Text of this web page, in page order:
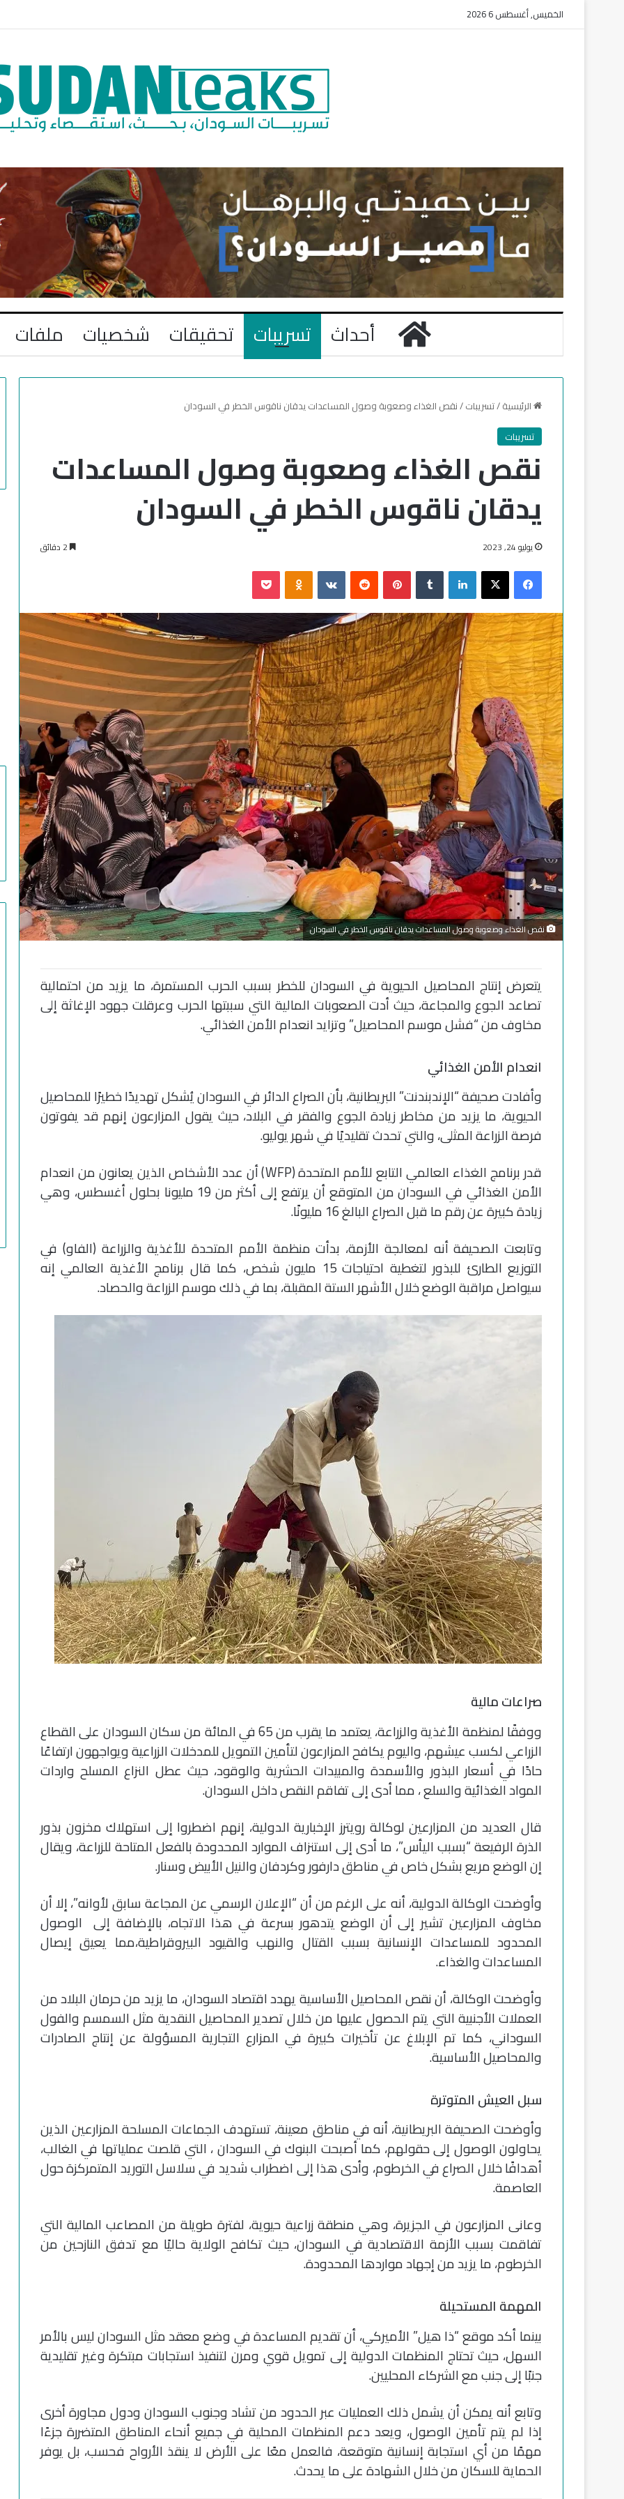
الخميس, أغسطس 6 2026
الرئيسية
أحداث تسريبات تحقيقات شخصيات ملفات
الرئيسية/تسريبات/نقص الغذاء وصعوبة وصول المساعدات يدقان ناقوس الخطر في السودان
تسريبات
نقص الغذاء وصعوبة وصول المساعدات
يدقان ناقوس الخطر في السودان
يوليو 24, 2023
فيسبوك لينكدإن بينتيريست
نقص الغذاء وصعوبة وصول المساعدات يدقان ناقوس الخطر في السودان
يتعرض إنتاج المحاصيل الحيوية في السودان للخطر بسبب الحرب المستمرة، ما يزيد من احتمالية
تصاعد الجوع والمجاعة، حيث أدت الصعوبات المالية التي سببتها الحرب وعرقلت جهود الإغاثة إلى
مخاوف من “فشل موسم المحاصيل” وتزايد انعدام الأمن الغذائي.
انعدام الأمن الغذائي
وأفادت صحيفة “الإندبندنت” البريطانية، بأن الصراع الدائر في السودان يُشكل تهديدًا خطيرًا للمحاصيل
الحيوية، ما يزيد من مخاطر زيادة الجوع والفقر في البلاد، حيث يقول المزارعون إنهم قد يفوتون
فرصة الزراعة المثلى، والتي تحدث تقليديًا في شهر يوليو.
قدر برنامج الغذاء العالمي التابع للأمم المتحدة (WFP) أن عدد الأشخاص الذين يعانون من انعدام
الأمن الغذائي في السودان من المتوقع أن يرتفع إلى أكثر من 19 مليونا بحلول أغسطس، وهي
زيادة كبيرة عن رقم ما قبل الصراع البالغ 16 مليونًا.
وتابعت الصحيفة أنه لمعالجة الأزمة، بدأت منظمة الأمم المتحدة للأغذية والزراعة (الفاو) في
التوزيع الطارئ للبذور لتغطية احتياجات 15 مليون شخص، كما قال برنامج الأغذية العالمي إنه
سيواصل مراقبة الوضع خلال الأشهر الستة المقبلة، بما في ذلك موسم الزراعة والحصاد.
صراعات مالية
ووفقًا لمنظمة الأغذية والزراعة، يعتمد ما يقرب من 65 في المائة من سكان السودان على القطاع
الزراعي لكسب عيشهم، واليوم يكافح المزارعون لتأمين التمويل للمدخلات الزراعية ويواجهون ارتفاعًا
حادًا في أسعار البذور والأسمدة والمبيدات الحشرية والوقود، حيث عطل النزاع المسلح واردات
المواد الغذائية والسلع ، مما أدى إلى تفاقم النقص داخل السودان.
قال العديد من المزارعين لوكالة رويترز الإخبارية الدولية، إنهم اضطروا إلى استهلاك مخزون بذور
الذرة الرفيعة “بسبب اليأس”، ما أدى إلى استنزاف الموارد المحدودة بالفعل المتاحة للزراعة، ويقال
إن الوضع مريع بشكل خاص في مناطق دارفور وكردفان والنيل الأبيض وسنار.
وأوضحت الوكالة الدولية، أنه على الرغم من أن “الإعلان الرسمي عن المجاعة سابق لأوانه”، إلا أن
مخاوف المزارعين تشير إلى أن الوضع يتدهور بسرعة في هذا الاتجاه، بالإضافة إلى الوصول
المحدود للمساعدات الإنسانية بسبب القتال والنهب والقيود البيروقراطية،مما يعيق إيصال
المساعدات والغذاء.
وأوضحت الوكالة، أن نقص المحاصيل الأساسية يهدد اقتصاد السودان، ما يزيد من حرمان البلاد من
العملات الأجنبية التي يتم الحصول عليها من خلال تصدير المحاصيل النقدية مثل السمسم والفول
السوداني، كما تم الإبلاغ عن تأخيرات كبيرة في المزارع التجارية المسؤولة عن إنتاج الصادرات
والمحاصيل الأساسية.
سبل العيش المتوترة
وأوضحت الصحيفة البريطانية، أنه في مناطق معينة، تستهدف الجماعات المسلحة المزارعين الذين
يحاولون الوصول إلى حقولهم، كما أصبحت البنوك في السودان ، التي قلصت عملياتها في الغالب،
أهدافًا خلال الصراع في الخرطوم، وأدى هذا إلى اضطراب شديد في سلاسل التوريد المتمركزة حول
العاصمة.
وعانى المزارعون في الجزيرة، وهي منطقة زراعية حيوية، لفترة طويلة من المصاعب المالية التي
تفاقمت بسبب الأزمة الاقتصادية في السودان، حيث تكافح الولاية حاليًا مع تدفق النازحين من
الخرطوم، ما يزيد من إجهاد مواردها المحدودة.
المهمة المستحيلة
بينما أكد موقع “ذا هيل” الأميركي، أن تقديم المساعدة في وضع معقد مثل السودان ليس بالأمر
السهل، حيث تحتاج المنظمات الدولية إلى تمويل قوي ومرن لتنفيذ استجابات مبتكرة وغير تقليدية
جنبًا إلى جنب مع الشركاء المحليين.
وتابع أنه يمكن أن يشمل ذلك العمليات عبر الحدود من تشاد وجنوب السودان ودول مجاورة أخرى
إذا لم يتم تأمين الوصول، ويعد دعم المنظمات المحلية في جميع أنحاء المناطق المتضررة جزءًا
مهمًا من أي استجابة إنسانية متوقعة، فالعمل معًا على الأرض لا ينقذ الأرواح فحسب، بل يوفر
الحماية للسكان من خلال الشهادة على ما يحدث.